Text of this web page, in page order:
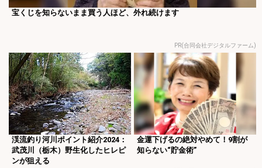
宝くじを知らないまま買う人ほど、外れ続けます
PR(合同会社デジタルファーム)
渓流釣り河川ポイント紹介2024：
武茂川（栃木）野生化したヒレピ
ンが狙える
金運下げるの絶対やめて！9割が
知らない“貯金術”